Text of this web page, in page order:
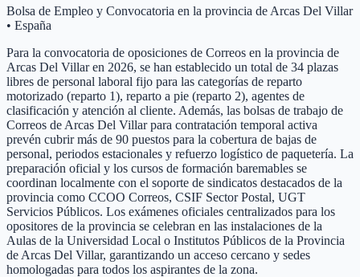
Bolsa de Empleo y Convocatoria en la provincia de Arcas Del Villar
• España
Para la convocatoria de oposiciones de Correos en la provincia de
Arcas Del Villar en 2026, se han establecido un total de 34 plazas
libres de personal laboral fijo para las categorías de reparto
motorizado (reparto 1), reparto a pie (reparto 2), agentes de
clasificación y atención al cliente. Además, las bolsas de trabajo de
Correos de Arcas Del Villar para contratación temporal activa
prevén cubrir más de 90 puestos para la cobertura de bajas de
personal, periodos estacionales y refuerzo logístico de paquetería. La
preparación oficial y los cursos de formación baremables se
coordinan localmente con el soporte de sindicatos destacados de la
provincia como CCOO Correos, CSIF Sector Postal, UGT
Servicios Públicos. Los exámenes oficiales centralizados para los
opositores de la provincia se celebran en las instalaciones de la
Aulas de la Universidad Local o Institutos Públicos de la Provincia
de Arcas Del Villar, garantizando un acceso cercano y sedes
homologadas para todos los aspirantes de la zona.